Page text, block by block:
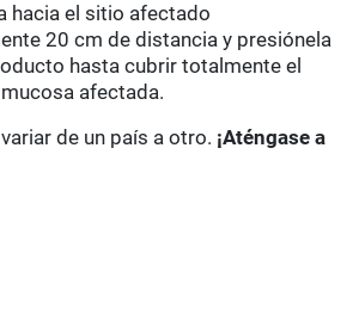
hacia el sitio afectado
20 cm de distancia y presiónela
hasta cubrir totalmente el
afectada.
de un país a otro. ¡Aténgase a